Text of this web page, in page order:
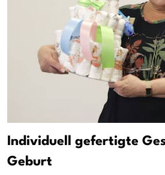
Individuell gefertigte
Geburt